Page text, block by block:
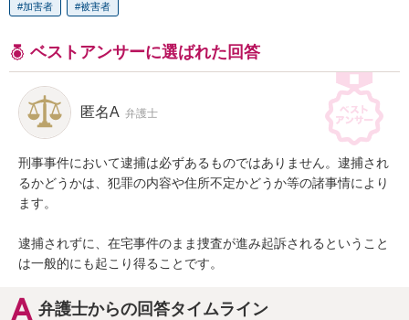
加害者 被害者
ベストアンサーに選ばれた回答
匿名A 弁護士
刑事事件において逮捕は必ずあるものではありません。逮捕され
るかどうかは、犯罪の内容や住所不定かどうか等の諸事情により
ます。
逮捕されずに、在宅事件のまま捜査が進み起訴されるということ
は一般的にも起こり得ることです。
弁護士からの回答タイムライン